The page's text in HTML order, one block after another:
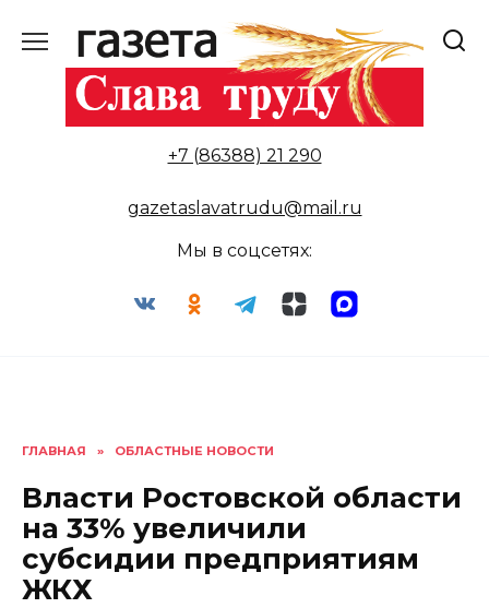
содержанию
+7 (86388) 21 290
gazetaslavatrudu@mail.ru
Мы в соцсетях:
ГЛАВНАЯ » ОБЛАСТНЫЕ НОВОСТИ
Власти Ростовской области
на 33% увеличили
субсидии предприятиям
ЖКХ